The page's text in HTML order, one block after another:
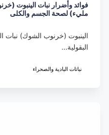
فوائد وأضرار نبات الينبوت
مليء) لصحة الجسم والكلى
الينبوت (خرنوب الشوك) نبات
البقولية…
نباتات البادية والصحراء